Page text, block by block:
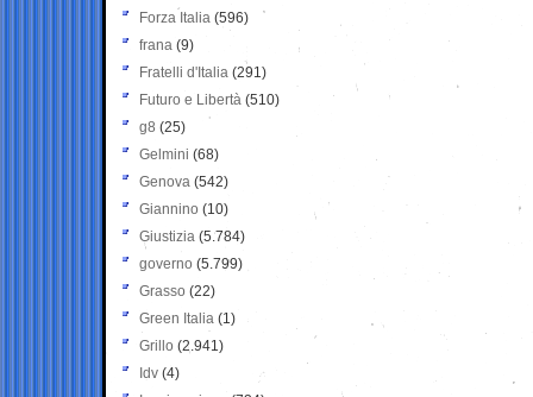
Forza Italia (596)
frana (9)
Fratelli d'Italia (291)
Futuro e Libertà (510)
g8 (25)
Gelmini (68)
Genova (542)
Giannino (10)
Giustizia (5.784)
governo (5.799)
Grasso (22)
Green Italia (1)
Grillo (2.941)
Idv (4)